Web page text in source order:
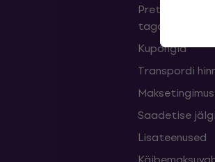
Pretensioonid
taganemised
Kupongid
Transpordi
Saadetise
Lisateenused